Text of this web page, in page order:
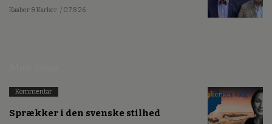
Kaaber & Karker / 07.8.26
Kommentar
Sprækker i den svenske stilhed